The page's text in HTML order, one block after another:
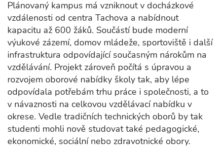
Plánovaný kampus má vzniknout v docházkové
vzdálenosti od centra Tachova a nabídnout
kapacitu až 600 žáků. Součástí bude moderní
výukové zázemí, domov mládeže, sportoviště i další
infrastruktura odpovídající současným nárokům na
vzdělávání. Projekt zároveň počítá s úpravou a
rozvojem oborové nabídky školy tak, aby lépe
odpovídala potřebám trhu práce i společnosti, a to
v návaznosti na celkovou vzdělávací nabídku v
okrese. Vedle tradičních technických oborů by tak
studenti mohli nově studovat také pedagogické,
ekonomické, sociální nebo zdravotnické obory.